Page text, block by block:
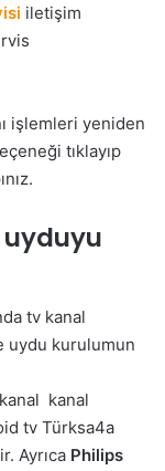
iletişim
işlemleri yeniden
tıklayıp
uyduyu
tv kanal
uydu kurulumun
kanal
tv Türksa4a
Ayrıca Philips